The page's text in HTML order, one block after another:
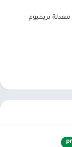
تنزيل تطبيق smart iptv xtream player : ستجد هنا في متجر التطبيقات المهكرة أفضل تطبيقات اندرويد مهكرة على الاطلاق . التطبيق تأتي بنسخة Pro معدلة بريميوم